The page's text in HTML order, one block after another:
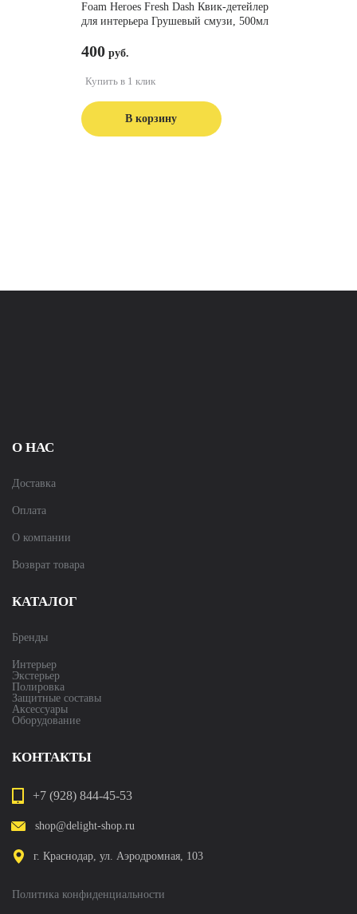
Foam Heroes Fresh Dash Квик-детейлер
для интерьера Грушевый смузи, 500мл
400
В корзину
Купить в 1 клик
О НАС
Доставка
Оплата
О компании
Возврат товара
КАТАЛОГ
Бренды
Интерьер
Экстерьер
Полировка
Защитные составы
Аксессуары
Оборудование
КОНТАКТЫ
+7 (928) 844-45-53
shop@delight-shop.ru
г. Краснодар, ул. Аэродромная, 103
Политика конфиденциальности